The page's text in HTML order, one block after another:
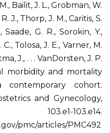
Bailit, J. L., Grobman, W.
J., Thorp, J. M., Caritis, S.
Saade, G. R., Sorokin, Y.,
Tolosa, J. E., Varner, M.
J., . . . VanDorsten, J. P.
morbidity and mortality
cohort.
and Gynecology,
103.e14.
pmc/articles/PMC492